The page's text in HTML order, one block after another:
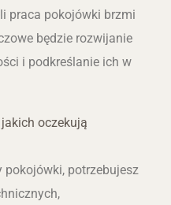
praca pokojówki brzmi
będzie rozwijanie
i podkreślanie ich w
oczekują
pokojówki, potrzebujesz